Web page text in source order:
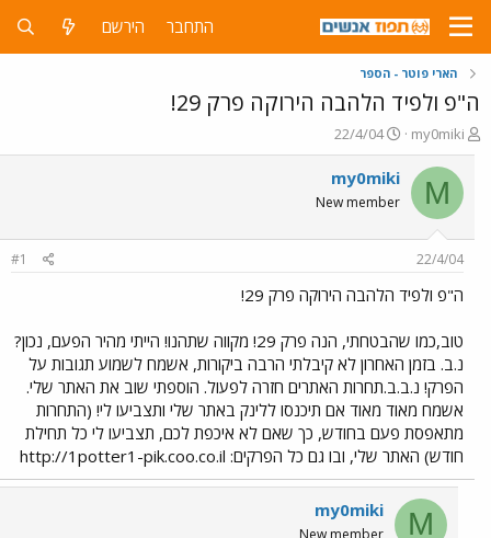
התחבר הירשם
הארי פוטר - הספר
ה"פ ולפיד הלהבה הירוקה פרק 29!
פ
ו
ת
ח
ה
ש
א
my0miki
פ
ו
ר
ס
ם
ר
22/4/04
M
my0miki
New member
22/4/04
#1
ה"פ ולפיד הלהבה הירוקה פרק 29!
טוב,כמו שהבטחתי, הנה פרק 29! מקווה שתהנו! הייתי מהיר הפעם, נכון?
נ.ב. בזמן האחרון לא קיבלתי הרבה ביקורות, אשמח לשמוע תגובות על
הפרק! נ.ב.ב.תחרות האתרים חזרה לפעול. הוספתי שוב את האתר שלי.
אשמח מאוד מאוד אם תיכנסו ללינק באתר שלי ותצביעו לי! (התחרות
מתאפסת פעם בחודש, כך שאם לא איכפת לכם, תצביעו לי כל תחילת
חודש) האתר שלי, ובו גם כל הפרקים: http://1potter1-pik.coo.co.il
M
my0miki
New member